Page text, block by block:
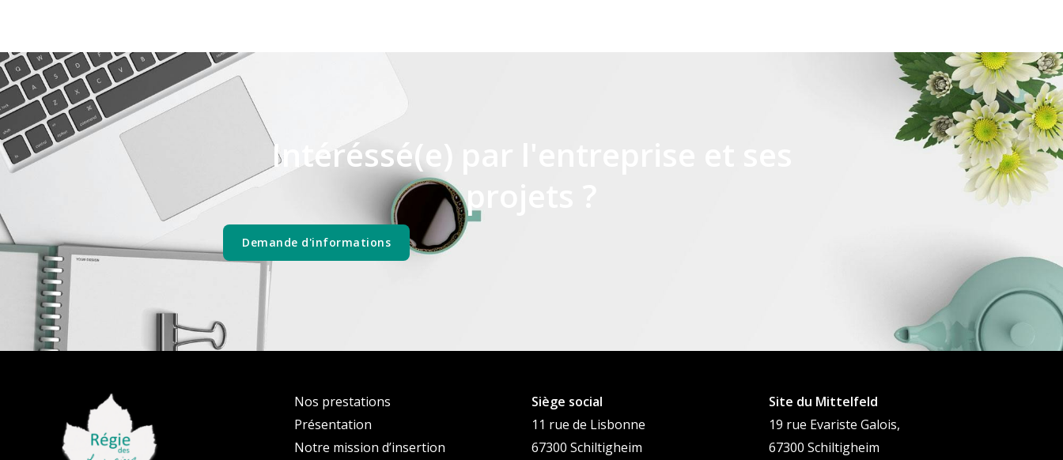
Intéréssé(e) par l'entreprise et ses
projets ?
Demande d'informations
Nos prestations
Présentation
Notre mission d’insertion
Siège social
11 rue de Lisbonne
67300 Schiltigheim
Site du Mittelfeld
19 rue Evariste Galois,
67300 Schiltigheim